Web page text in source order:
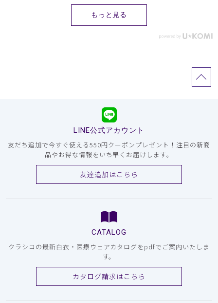
もっと見る
LINE公式アカウント
友だち追加で今すぐ使える550円クーポンプレゼント！注目の新商
品やお得な情報をいち早くお届けします。
友達追加はこちら
CATALOG
クラシコの最新白衣・医療ウェアカタログをpdfでご案内いたしま
す。
カタログ請求はこちら